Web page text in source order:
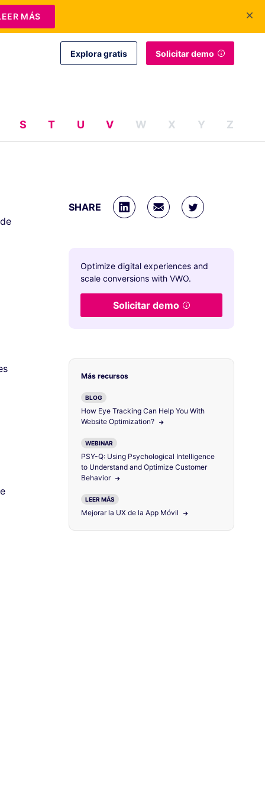
+1 415-349-3207
Explora gratis Solicitar demo
S T U V W X Y Z
SHARE
Optimize digital experiences and
scale conversions with VWO.
Solicitar demo
Más recursos
BLOG
How Eye Tracking Can Help You With
Website Optimization?
WEBINAR
PSY-Q: Using Psychological Intelligence
to Understand and Optimize Customer
Behavior
LEER MÁS
Mejorar la UX de la App Móvil
MÁS